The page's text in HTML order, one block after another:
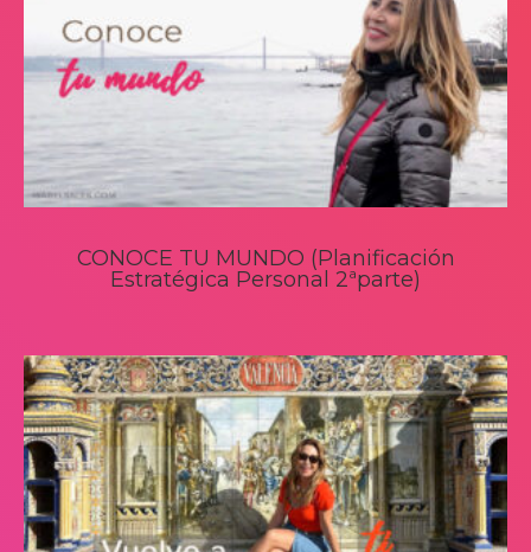
CONOCE TU MUNDO (Planificación
Estratégica Personal 2ªparte)